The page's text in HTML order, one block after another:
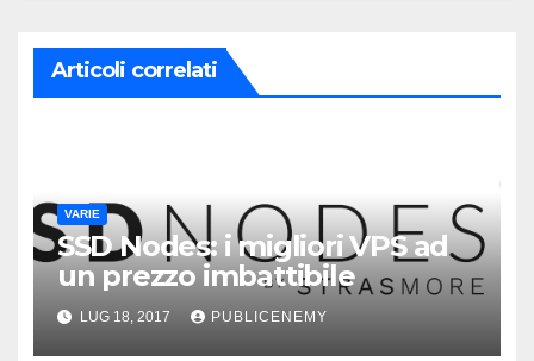
Articoli correlati
VARIE
SSD Nodes: i migliori VPS ad
un prezzo imbattibile
LUG 18, 2017 PUBLICENEMY